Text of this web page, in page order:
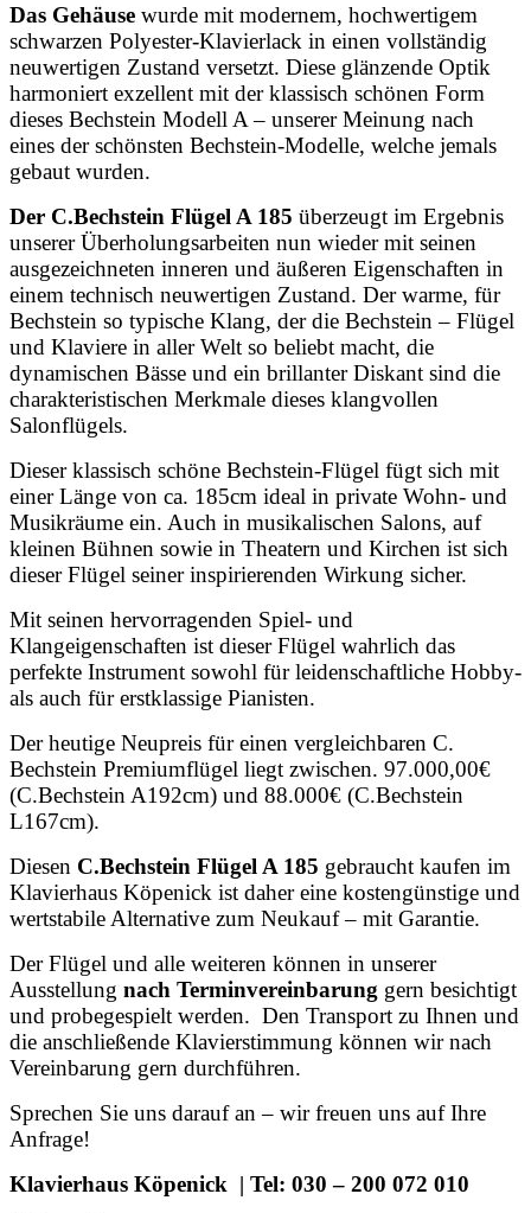
Das Gehäuse wurde mit modernem, hochwertigem
schwarzen Polyester-Klavierlack in einen vollständig
neuwertigen Zustand versetzt. Diese glänzende Optik
harmoniert exzellent mit der klassisch schönen Form
dieses Bechstein Modell A – unserer Meinung nach
eines der schönsten Bechstein-Modelle, welche jemals
gebaut wurden.
Der C.Bechstein Flügel A 185 überzeugt im Ergebnis
unserer Überholungsarbeiten nun wieder mit seinen
ausgezeichneten inneren und äußeren Eigenschaften in
einem technisch neuwertigen Zustand. Der warme, für
Bechstein so typische Klang, der die Bechstein – Flügel
und Klaviere in aller Welt so beliebt macht, die
dynamischen Bässe und ein brillanter Diskant sind die
charakteristischen Merkmale dieses klangvollen
Salonflügels.
Dieser klassisch schöne Bechstein-Flügel fügt sich mit
einer Länge von ca. 185cm ideal in private Wohn- und
Musikräume ein. Auch in musikalischen Salons, auf
kleinen Bühnen sowie in Theatern und Kirchen ist sich
dieser Flügel seiner inspirierenden Wirkung sicher.
Mit seinen hervorragenden Spiel- und
Klangeigenschaften ist dieser Flügel wahrlich das
perfekte Instrument sowohl für leidenschaftliche Hobby-
als auch für erstklassige Pianisten.
Der heutige Neupreis für einen vergleichbaren C.
Bechstein Premiumflügel liegt zwischen. 97.000,00€
(C.Bechstein A192cm) und 88.000€ (C.Bechstein
L167cm).
Diesen C.Bechstein Flügel A 185 gebraucht kaufen im
Klavierhaus Köpenick ist daher eine kostengünstige und
wertstabile Alternative zum Neukauf – mit Garantie.
Der Flügel und alle weiteren können in unserer
Ausstellung nach Terminvereinbarung gern besichtigt
und probegespielt werden. Den Transport zu Ihnen und
die anschließende Klavierstimmung können wir nach
Vereinbarung gern durchführen.
Sprechen Sie uns darauf an – wir freuen uns auf Ihre
Anfrage!
Klavierhaus Köpenick | Tel: 030 – 200 072 010